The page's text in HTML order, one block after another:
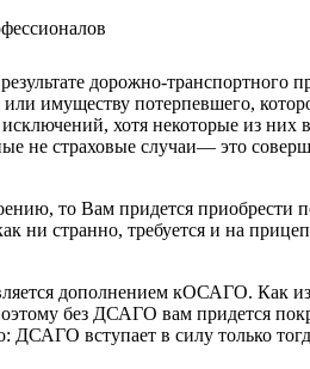
дорожно-транспортного
имуществу потерпевшего,
хотя некоторые из них
не страховые случаи— это
то Вам придется приобрести
ни странно, требуется и на
дополнением кОСАГО. Как
без ДСАГО вам придется
вступает в силу только